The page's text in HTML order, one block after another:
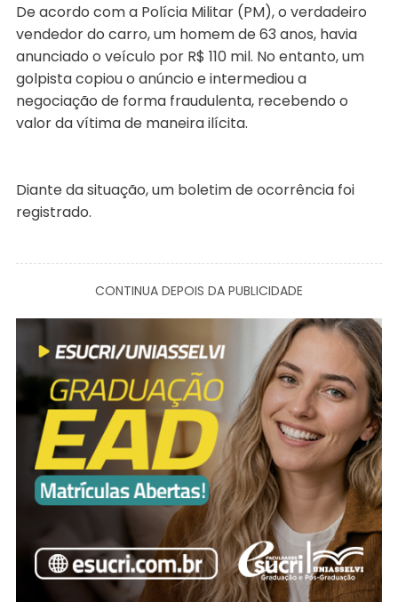
De acordo com a Polícia Militar (PM), o verdadeiro
vendedor do carro, um homem de 63 anos, havia
anunciado o veículo por R$ 110 mil. No entanto, um
golpista copiou o anúncio e intermediou a
negociação de forma fraudulenta, recebendo o
valor da vítima de maneira ilícita.
Diante da situação, um boletim de ocorrência foi
registrado.
CONTINUA DEPOIS DA PUBLICIDADE